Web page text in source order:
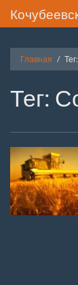
Главная
Тег: